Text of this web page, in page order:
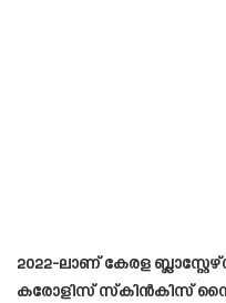
2022-ലാണ് കേരള
കരോളിസ് സ്കിൻകിസ്